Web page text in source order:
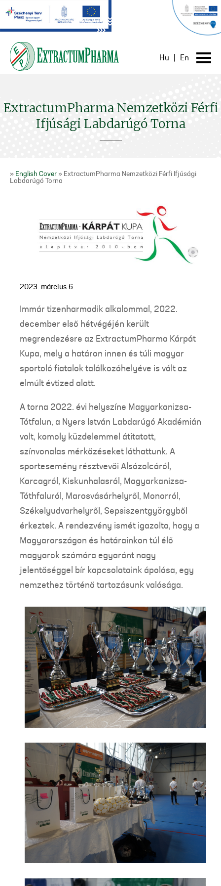
Hu En
ExtractumPharma Nemzetközi Férfi
Ifjúsági Labdarúgó Torna
» English Cover » ExtractumPharma Nemzetközi Férfi Ifjúsági
Labdarúgó Torna
2023. március 6.
Immár tizenharmadik alkalommal, 2022.
december első hétvégéjén került
megrendezésre az ExtractumPharma Kárpát
Kupa, mely a határon innen és túli magyar
sportoló fiatalok találkozóhelyéve is vált az
elmúlt évtized alatt.
A torna 2022. évi helyszíne Magyarkanizsa-
Tótfalun, a Nyers István Labdarúgó Akadémián
volt, komoly küzdelemmel átitatott,
színvonalas mérkőzéseket láthattunk. A
sportesemény résztvevői Alsózolcáról,
Karcagról, Kiskunhalasról, Magyarkanizsa-
Tóthfaluról, Marosvásárhelyről, Monorról,
Székelyudvarhelyről, Sepsiszentgyörgyből
érkeztek. A rendezvény ismét igazolta, hogy a
Magyarországon és határainkon túl élő
magyarok számára egyaránt nagy
jelentőséggel bír kapcsolataink ápolása, egy
nemzethez történő tartozásunk valósága.